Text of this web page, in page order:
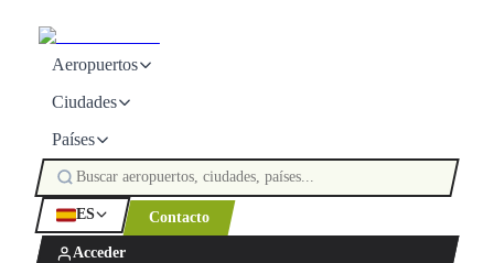
Aeropuertos
Ciudades
Países
ES Contacto
Acceder